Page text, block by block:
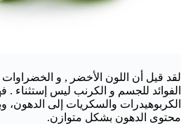
لقد قيل أن اللون الأخضر , و
الفوائد للجسم و الكرنب ليس إستثناء .
الكربوهيدرات والسكريات إلى الدهون،
محتوى الدهون بشكل متوازن.